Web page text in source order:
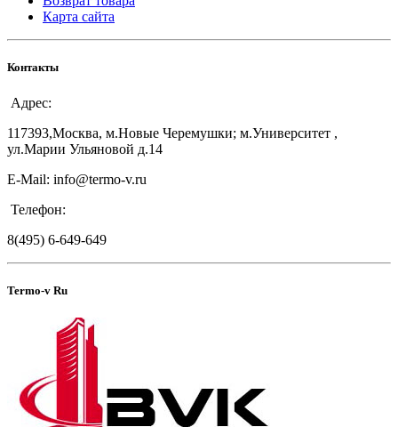
Карта сайта
Контакты
Адрес:
117393,Москва, м.Новые Черемушки; м.Университет ,
ул.Марии Ульяновой д.14
E-Mail: info@termo-v.ru
Телефон:
8(495) 6-649-649
Termo-v Ru